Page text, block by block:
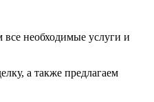
необходимые услуги и
а также предлагаем